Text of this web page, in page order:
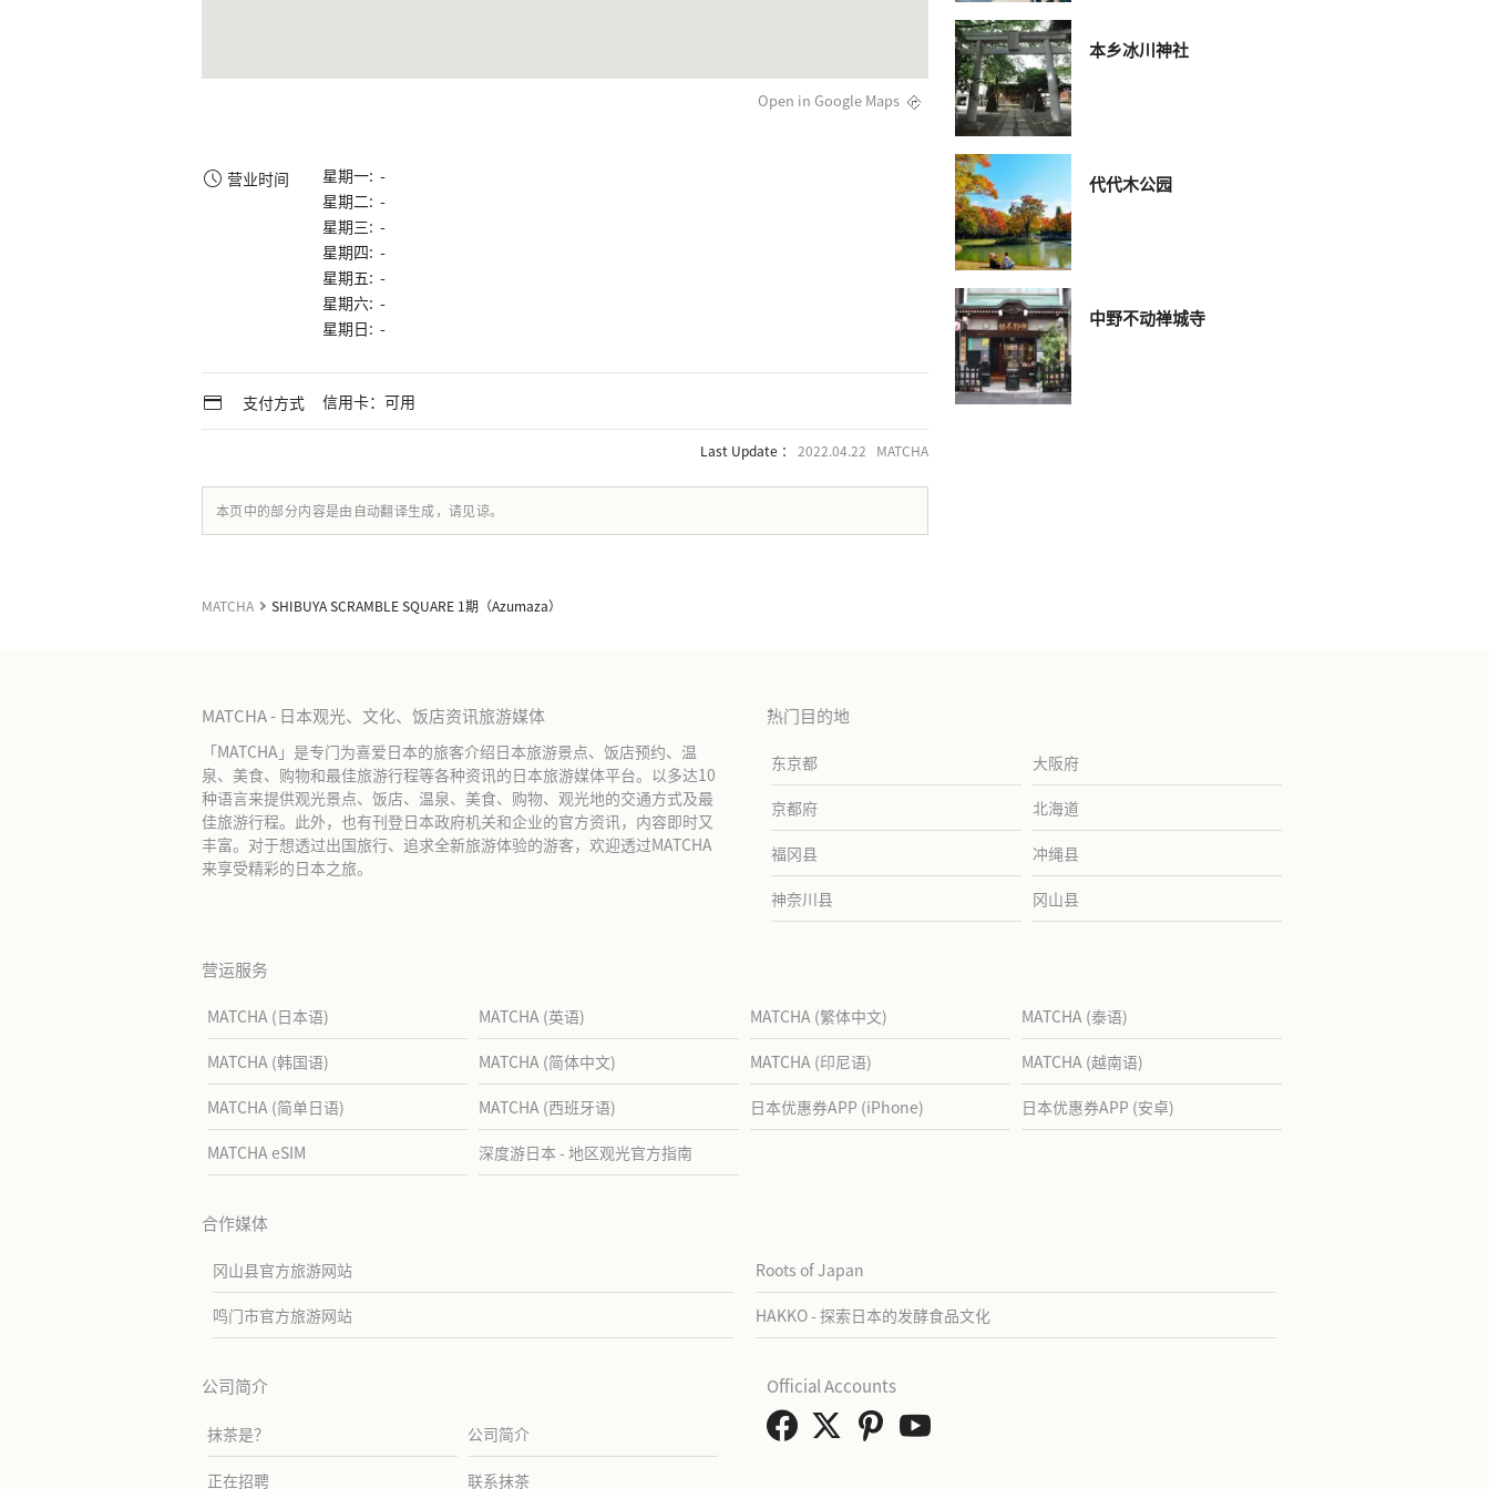
Open in Google Maps
营业时间
星期一: -
星期二: -
星期三: -
星期四: -
星期五: -
星期六: -
星期日: -
支付方式 信用卡：可用
Last Update ： 2022.04.22 MATCHA
本页中的部分内容是由自动翻译生成，请见谅。
本乡冰川神社
代代木公园
中野不动禅城寺
MATCHA SHIBUYA SCRAMBLE SQUARE 1期（Azumaza）
MATCHA - 日本观光、文化、饭店资讯旅游媒体
「MATCHA」是专门为喜爱日本的旅客介绍日本旅游景点、饭店预约、温
泉、美食、购物和最佳旅游行程等各种资讯的日本旅游媒体平台。以多达10
种语言来提供观光景点、饭店、温泉、美食、购物、观光地的交通方式及最
佳旅游行程。此外，也有刊登日本政府机关和企业的官方资讯，内容即时又
丰富。对于想透过出国旅行、追求全新旅游体验的游客，欢迎透过MATCHA
来享受精彩的日本之旅。
热门目的地
东京都 大阪府
京都府 北海道
福冈县 冲绳县
神奈川县 冈山县
营运服务
MATCHA (日本语) MATCHA (英语) MATCHA (繁体中文) MATCHA (泰语)
MATCHA (韩国语) MATCHA (简体中文) MATCHA (印尼语) MATCHA (越南语)
MATCHA (简单日语) MATCHA (西班牙语) 日本优惠券APP (iPhone) 日本优惠券APP (安卓)
MATCHA eSIM 深度游日本 - 地区观光官方指南
合作媒体
冈山县官方旅游网站 Roots of Japan
鸣门市官方旅游网站 HAKKO - 探索日本的发酵食品文化
公司简介
抹茶是？ 公司简介
正在招聘 联系抹茶
Official Accounts